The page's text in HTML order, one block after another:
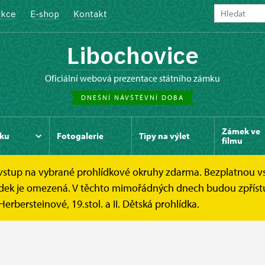
E-shop Kontakt
Libochovice
oficiální webová prezentace státního zámku
DNEŠNÍ NÁVŠTĚVNÍ DOBA
Fotogalerie Tipy na výlet
Zámek ve
filmu
na vybrané prohlídkové okruhy zdarma. Bezplatnou
je omezená. V těchto mimořádných dnech budou
19.stol. a II. Dětská prohlídka.
Kontakt